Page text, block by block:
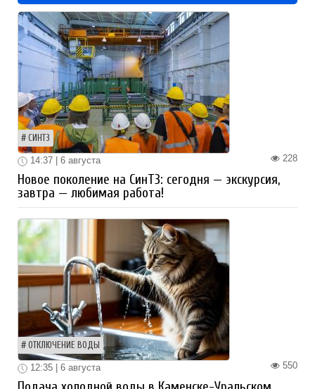
СИНТЗ
228
14:37 | 6 августа
Новое поколение на СинТЗ: сегодня — экскурсия,
завтра — любимая работа!
ОТКЛЮЧЕНИЕ ВОДЫ
550
12:35 | 6 августа